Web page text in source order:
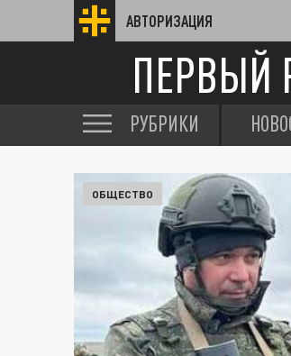
АВТОРИЗАЦИЯ
ПЕРВЫЙ
РУБРИКИ
ОБЩЕСТВО